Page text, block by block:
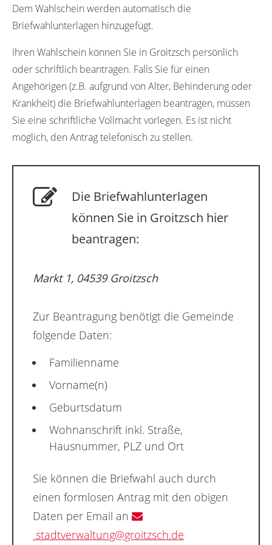
Dem Wahlschein werden automatisch die
Briefwahlunterlagen hinzugefügt.
Ihren Wahlschein können Sie in Groitzsch persönlich
oder schriftlich beantragen. Falls Sie für einen
Angehörigen (z.B. aufgrund von Alter, Behinderung oder
Krankheit) die Briefwahlunterlagen beantragen, müssen
Sie eine schriftliche Vollmacht vorlegen. Es ist nicht
möglich, den Antrag telefonisch zu stellen.
Die Briefwahlunterlagen
können Sie in Groitzsch hier
beantragen:
Markt 1, 04539 Groitzsch
Zur Beantragung benötigt die Gemeinde
folgende Daten:
Familienname
Vorname(n)
Geburtsdatum
Wohnanschrift inkl. Straße,
Hausnummer, PLZ und Ort
Sie können die Briefwahl auch durch
einen formlosen Antrag mit den obigen
Daten per Email an
stadtverwaltung@groitzsch.de